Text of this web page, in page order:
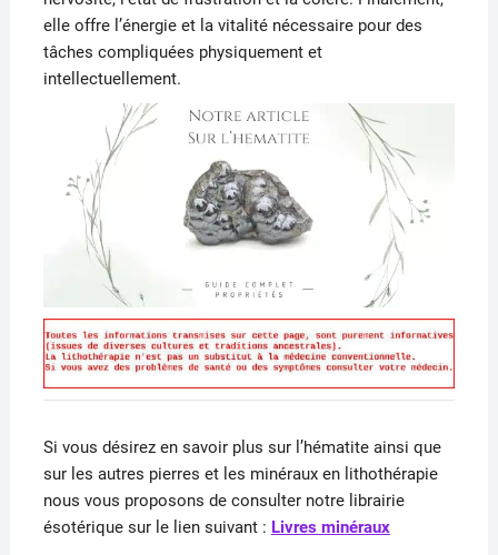
elle offre l’énergie et la vitalité nécessaire pour des
tâches compliquées physiquement et
intellectuellement.
Si vous désirez en savoir plus sur l’hématite ainsi que
sur les autres pierres et les minéraux en lithothérapie
nous vous proposons de consulter notre librairie
ésotérique sur le lien suivant : Livres minéraux